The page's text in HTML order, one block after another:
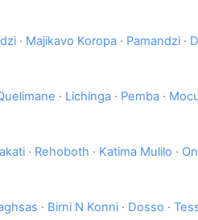
· Majikavo Koropa · Pamandzi ·
· Lichinga · Pemba ·
· Rehoboth · Katima Mulilo ·
· Birni N Konni · Dosso ·